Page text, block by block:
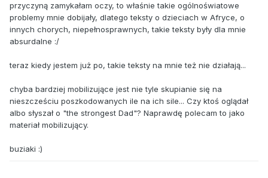
przyczyną zamykałam oczy, to właśnie takie ogólnoświatowe
problemy mnie dobijały, dlatego teksty o dzieciach w Afryce, o
innych chorych, niepełnosprawnych, takie teksty były dla mnie
absurdalne :/
teraz kiedy jestem już po, takie teksty na mnie też nie działają...
chyba bardziej mobilizujące jest nie tyle skupianie się na
nieszcześciu poszkodowanych ile na ich sile... Czy ktoś oglądał
albo słyszał o "the strongest Dad"? Naprawdę polecam to jako
materiał mobilizujący.
buziaki :)